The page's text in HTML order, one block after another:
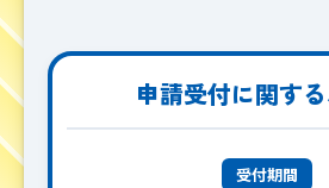
申請受付に関す
受付期間